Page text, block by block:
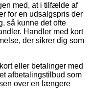
med, at i tilfælde af
for en udsalgspris der
så kunne det ofte
Handler med kort
der sikrer dig som
eller betalinger med
afbetalingstilbud som
over en længere